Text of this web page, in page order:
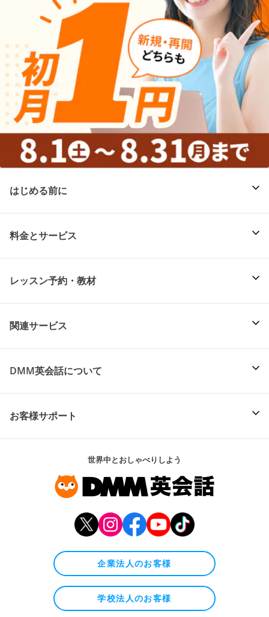
はじめる前に
料金とサービス
レッスン予約・教材
関連サービス
DMM英会話について
お客様サポート
世界中とおしゃべりしよう
企業法人のお客様
学校法人のお客様